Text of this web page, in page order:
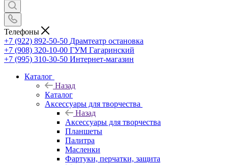
Телефоны
+7 (922) 892-50-50 Драмтеатр остановка
+7 (908) 320-10-00 ГУМ Гагаринский
+7 (995) 310-30-50 Интернет-магазин
Каталог
Назад
Каталог
Аксессуары для творчества
Назад
Аксессуары для творчества
Планшеты
Палитра
Масленки
Фартуки, перчатки, защита